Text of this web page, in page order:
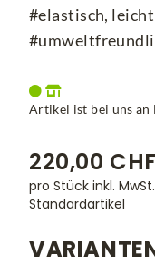
#elastisch,
Artikel ist bei uns an
220,00 CHF
pro Stück inkl. MwSt.
Standardartikel